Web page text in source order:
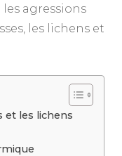
agressions
les lichens et
et les lichens